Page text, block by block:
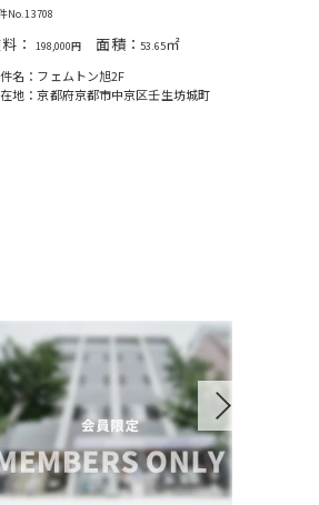
No.13708
： 198,000円 面積： 53.65㎡
名：フェムトン旭2F
地：京都府京都市中京区壬生坊城町